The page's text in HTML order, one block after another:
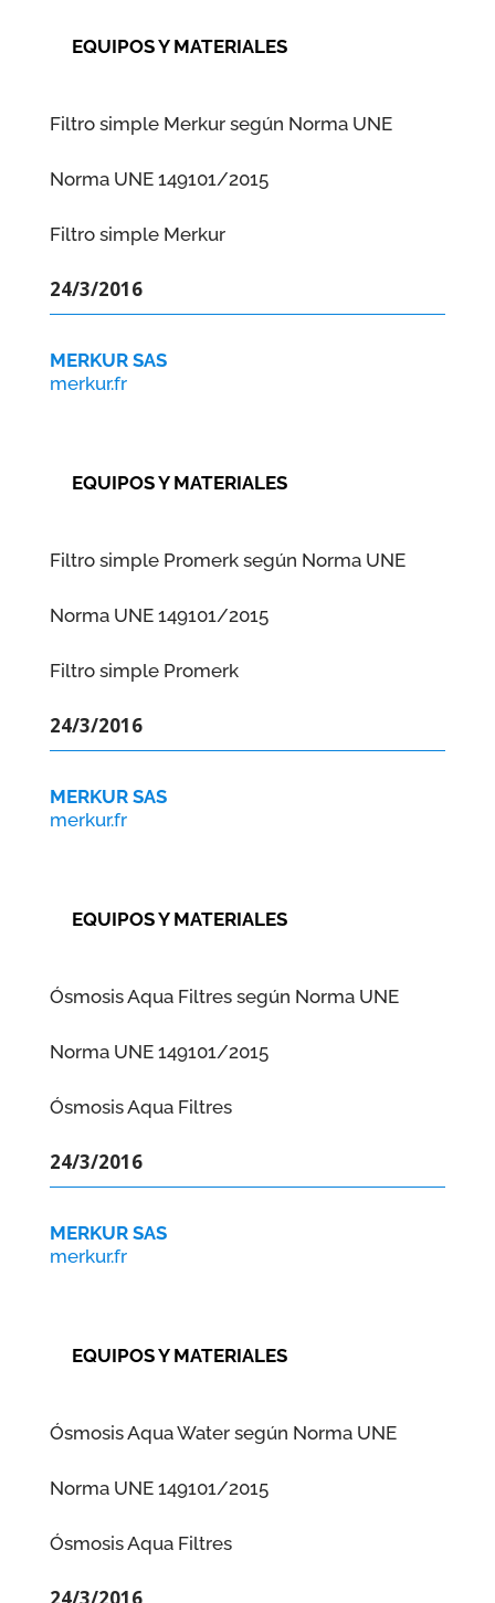
EQUIPOS Y MATERIALES
Filtro simple Merkur según Norma UNE
Norma UNE 149101/2015
Filtro simple Merkur
24/3/2016
MERKUR SAS
merkur.fr
EQUIPOS Y MATERIALES
Filtro simple Promerk según Norma UNE
Norma UNE 149101/2015
Filtro simple Promerk
24/3/2016
MERKUR SAS
merkur.fr
EQUIPOS Y MATERIALES
Ósmosis Aqua Filtres según Norma UNE
Norma UNE 149101/2015
Ósmosis Aqua Filtres
24/3/2016
MERKUR SAS
merkur.fr
EQUIPOS Y MATERIALES
Ósmosis Aqua Water según Norma UNE
Norma UNE 149101/2015
Ósmosis Aqua Filtres